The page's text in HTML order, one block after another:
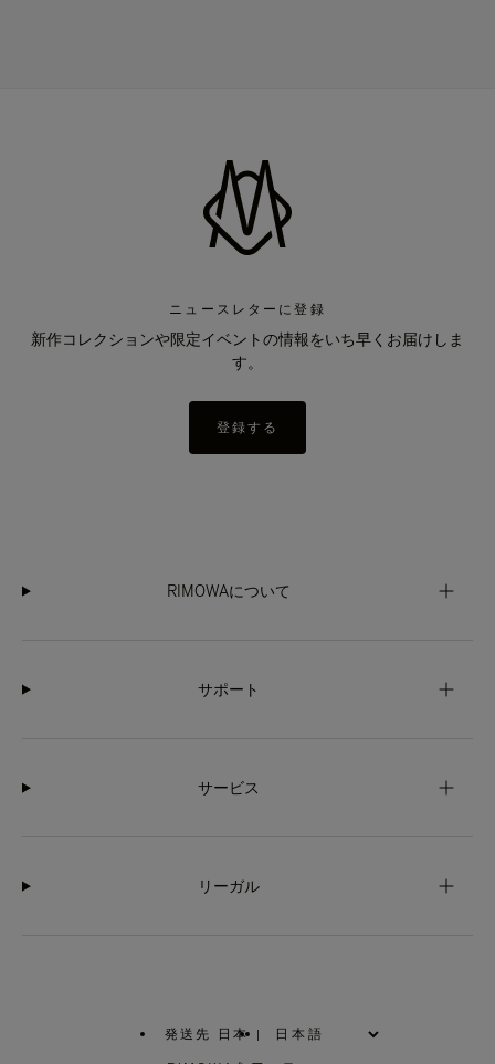
ニュースレターに登録
新作コレクションや限定イベントの情報をいち早くお届けしま
す。
登録する
RIMOWAについて
サポート
サービス
リーガル
発送先 日本 |